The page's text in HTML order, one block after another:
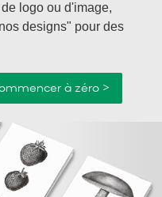
logo ou d'image,
designs" pour des
à zéro >